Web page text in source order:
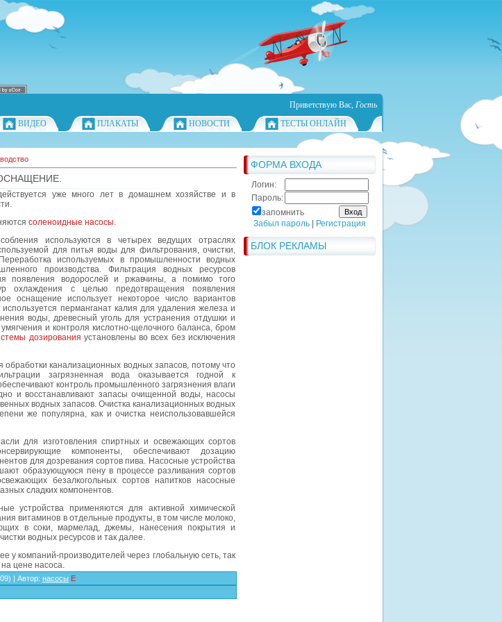
Приветствую Вас, Гость
ВИДЕО ПЛАКАТЫ НОВОСТИ
ТЕСТЫ ОНЛАЙН
ФОРМА ВХОДА
Логин:
Пароль:
запомнить
Забыл пароль
Регистрация
БЛОК РЕКЛАМЫ
уже много лет в домашнем хозяйстве и в
соленоидные насосы.
используются в четырех ведущих отраслях
для питья воды для фильтрования, очистки,
используемых в промышленности водных
производства. Фильтрация водных ресурсов
появления водорослей и ржавчины, а помимо того
охлаждения с целью предотвращения появления
оснащение использует некоторое число вариантов
используется перманганат калия для удаления железа и
воды, древесный уголь для устранения отдушки и
и контроля кислотно-щелочного баланса, бром
дозирования установлены во всех без исключения
канализационных водных запасов, потому что
загрязненная вода оказывается годной к
контроль промышленного загрязнения влаги
и восстанавливают запасы очищенной воды, насосы
водных запасов. Очистка канализационных водных
же популярна, как и очистка неиспользовавшейся
для изготовления спиртных и освежающих сортов
компоненты, обеспечивают дозацию
для дозревания сортов пива. Насосные устройства
образующуюся пену в процессе разливания сортов
безалкогольных сортов напитков насосные
сладких компонентов.
устройства применяются для активной химической
витаминов в отдельные продукты, в том числе молоко,
в соки, мармелад, джемы, нанесения покрытия и
водных ресурсов и так далее.
у компаний-производителей через глобальную сеть, так
на цене насоса.
| Автор: насосы E